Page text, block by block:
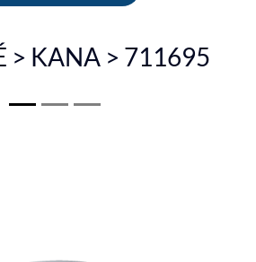
EN
> KANA > 711695